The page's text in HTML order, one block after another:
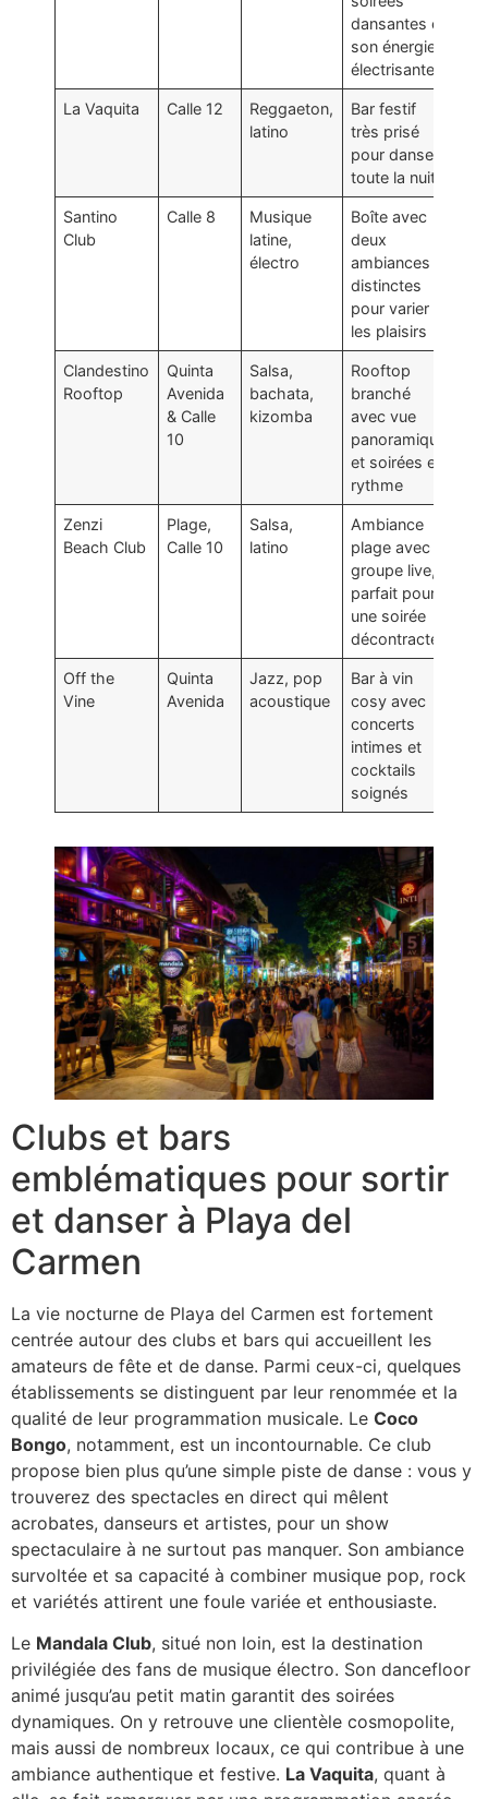
dansantes et
son énergie
électrisante
La Vaquita Calle 12
Reggaeton,
latino
Bar festif
très prisé
pour danser
toute la nuit
Santino
Club
Calle 8
Musique
latine,
électro
Boîte avec
deux
ambiances
distinctes
pour varier
les plaisirs
Clandestino
Rooftop
Quinta
Avenida
& Calle
10
Salsa,
bachata,
kizomba
Rooftop
branché
avec vue
panoramique
et soirées en
rythme
Zenzi
Beach Club
Plage,
Calle 10
Salsa,
latino
Ambiance
plage avec
groupe live,
parfait pour
une soirée
décontractée
Off the
Vine
Quinta
Avenida
Jazz, pop
acoustique
Bar à vin
cosy avec
concerts
intimes et
cocktails
soignés
Clubs et bars
emblématiques pour sortir
et danser à Playa del
Carmen
La vie nocturne de Playa del Carmen est fortement
centrée autour des clubs et bars qui accueillent les
amateurs de fête et de danse. Parmi ceux-ci, quelques
établissements se distinguent par leur renommée et la
qualité de leur programmation musicale. Le Coco
Bongo, notamment, est un incontournable. Ce club
propose bien plus qu’une simple piste de danse : vous y
trouverez des spectacles en direct qui mêlent
acrobates, danseurs et artistes, pour un show
spectaculaire à ne surtout pas manquer. Son ambiance
survoltée et sa capacité à combiner musique pop, rock
et variétés attirent une foule variée et enthousiaste.
Le Mandala Club, situé non loin, est la destination
privilégiée des fans de musique électro. Son dancefloor
animé jusqu’au petit matin garantit des soirées
dynamiques. On y retrouve une clientèle cosmopolite,
mais aussi de nombreux locaux, ce qui contribue à une
ambiance authentique et festive. La Vaquita, quant à